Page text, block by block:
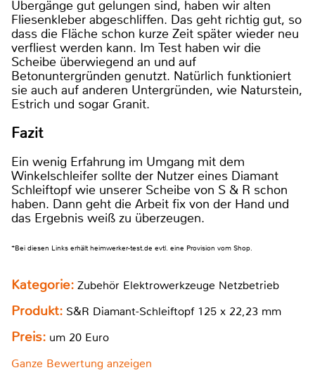
Übergänge gut gelungen sind, haben wir alten
Fliesenkleber abgeschliffen. Das geht richtig gut, so
dass die Fläche schon kurze Zeit später wieder neu
verfliest werden kann. Im Test haben wir die
Scheibe überwiegend an und auf
Betonuntergründen genutzt. Natürlich funktioniert
sie auch auf anderen Untergründen, wie Naturstein,
Estrich und sogar Granit.
Fazit
Ein wenig Erfahrung im Umgang mit dem
Winkelschleifer sollte der Nutzer eines Diamant
Schleiftopf wie unserer Scheibe von S & R schon
haben. Dann geht die Arbeit fix von der Hand und
das Ergebnis weiß zu überzeugen.
*Bei diesen Links erhält heimwerker-test.de evtl. eine Provision vom Shop.
Kategorie: Zubehör Elektrowerkzeuge Netzbetrieb
Produkt: S&R Diamant-Schleiftopf 125 x 22,23 mm
Preis: um 20 Euro
Ganze Bewertung anzeigen